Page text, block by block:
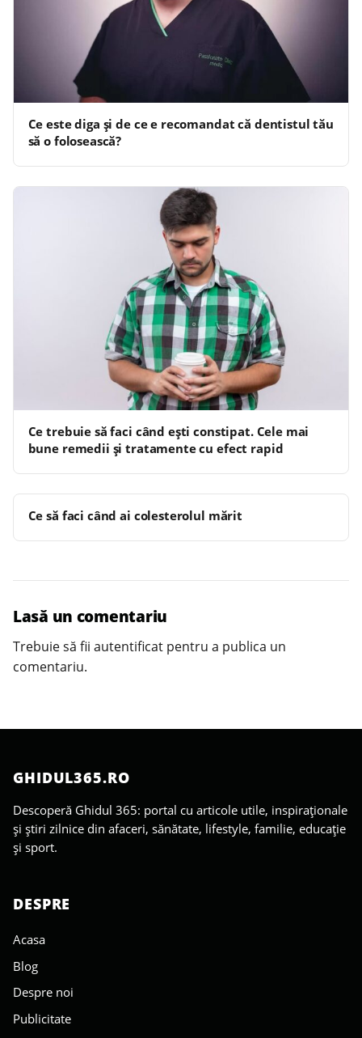
Ce este diga și de ce e recomandat că dentistul tău
să o folosească?
Ce trebuie să faci când ești constipat. Cele mai
bune remedii și tratamente cu efect rapid
Ce să faci când ai colesterolul mărit
Lasă un comentariu
Trebuie să fii autentificat pentru a publica un
comentariu.
GHIDUL365.RO
Descoperă Ghidul 365: portal cu articole utile, inspiraționale
și știri zilnice din afaceri, sănătate, lifestyle, familie, educație
și sport.
DESPRE
Acasa
Blog
Despre noi
Publicitate